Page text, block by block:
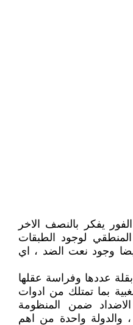
يفكر بالنصف الاخر
لوجود الطبقات
وجود نعت الضد ، اي
بقلة عددها وفراسة عقلها
بما تمتلك من ادوات
ضمن المنظومة
، والدولة واحدة من اهم